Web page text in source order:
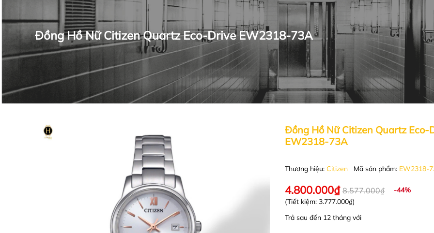
Đồng Hồ Nữ Citizen Quartz Eco-Drive EW2318-73A
Đồng Hồ Nữ Citizen Quartz Eco-
EW2318-73A
Thương hiệu: Citizen Mã sản phẩm: EW2318-
4.800.000₫ 8.577.000₫
-44%
(Tiết kiệm: 3.777.000₫)
Trả sau đến 12 tháng với